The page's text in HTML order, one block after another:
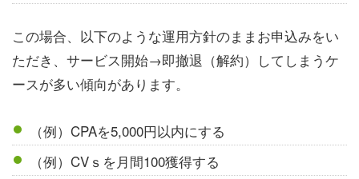
この場合、以下のような運用方針のままお申込みをい
ただき、サービス開始→即撤退（解約）してしまうケ
ースが多い傾向があります。
（例）CPAを5,000円以内にする
（例）CVｓを月間100獲得する